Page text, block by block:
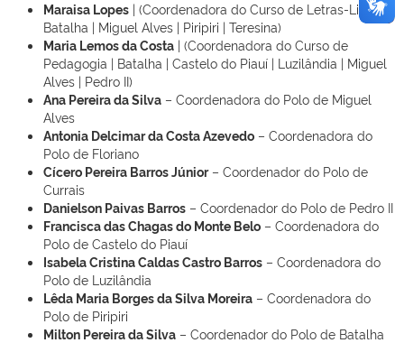
Maraisa Lopes | (Coordenadora do Curso de Letras-Libras |
Batalha | Miguel Alves | Piripiri | Teresina)
Maria Lemos da Costa | (Coordenadora do Curso de
Pedagogia | Batalha | Castelo do Piauí | Luzilândia | Miguel
Alves | Pedro II)
Ana Pereira da Silva – Coordenadora do Polo de Miguel
Alves
Antonia Delcimar da Costa Azevedo – Coordenadora do
Polo de Floriano
Cícero Pereira Barros Júnior– Coordenador do Polo de
Currais
Danielson Paivas Barros – Coordenador do Polo de Pedro II
Francisca das Chagas do Monte Belo – Coordenadora do
Polo de Castelo do Piauí
Isabela Cristina Caldas Castro Barros – Coordenadora do
Polo de Luzilândia
Lêda Maria Borges da Silva Moreira – Coordenadora do
Polo de Piripiri
Milton Pereira da Silva – Coordenador do Polo de Batalha